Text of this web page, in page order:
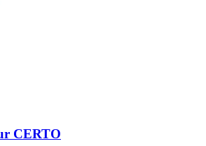
CERTO